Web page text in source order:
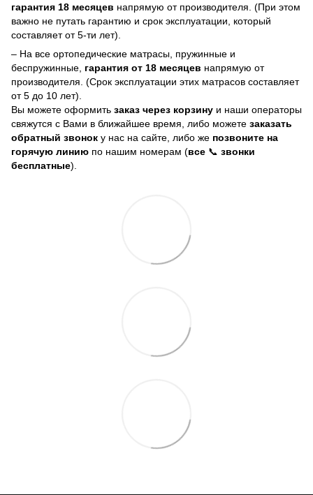
гарантия 18 месяцев напрямую от производителя. (При этом
важно не путать гарантию и срок эксплуатации, который
составляет от 5-ти лет).
– На все ортопедические матрасы, пружинные и
беспружинные, гарантия от 18 месяцев напрямую от
производителя. (Срок эксплуатации этих матрасов составляет
от 5 до 10 лет).
Вы можете оформить заказ через корзину и наши операторы
свяжутся с Вами в ближайшее время, либо можете заказать
обратный звонок у нас на сайте, либо же позвоните на
горячую линию по нашим номерам (все 📞 звонки
бесплатные).